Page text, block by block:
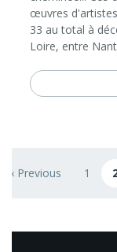
œuvres
33 au total à
Loire, entre
unique...
Previous page
‹ Previous Page
1